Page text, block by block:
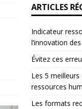
ARTICLES
Indicateur
l’innovation
Évitez ces
Les 5
ressources
Les formats